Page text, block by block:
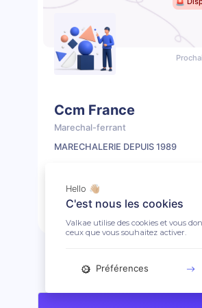
Ccm France
Marechal-ferrant
MARECHALERIE DEPUIS 1989
Prendre rendez-vous
Hello 👋🏼
C'est nous les cookies
Valkae utilise des cookies et vous
ceux que vous souhaitez activer.
Préférences